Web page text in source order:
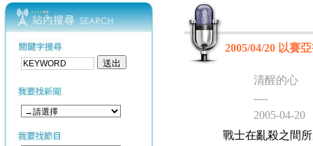
2005/04/20 以賽
清醒的心
----
2005-04-20
戰士在亂殺之間